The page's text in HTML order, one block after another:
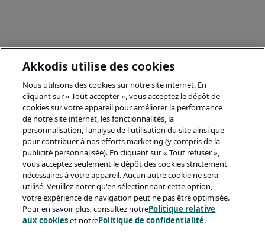
Akkodis utilise des cookies
Nous utilisons des cookies sur notre site internet. En
cliquant sur « Tout accepter », vous acceptez le dépôt de
cookies sur votre appareil pour améliorer la performance
de notre site internet, les fonctionnalités, la
personnalisation, l'analyse de l'utilisation du site ainsi que
pour contribuer à nos efforts marketing (y compris de la
publicité personnalisée). En cliquant sur « Tout refuser »,
vous acceptez seulement le dépôt des cookies strictement
nécessaires à votre appareil. Aucun autre cookie ne sera
utilisé. Veuillez noter qu'en sélectionnant cette option,
votre expérience de navigation peut ne pas être optimisée.
Pour en savoir plus, consultez notrePolitique relative
aux cookieset notrePolitique de confidentialité.